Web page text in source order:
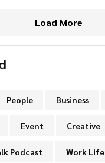
Load More
People Business
Event Creative
Podcast Work Life